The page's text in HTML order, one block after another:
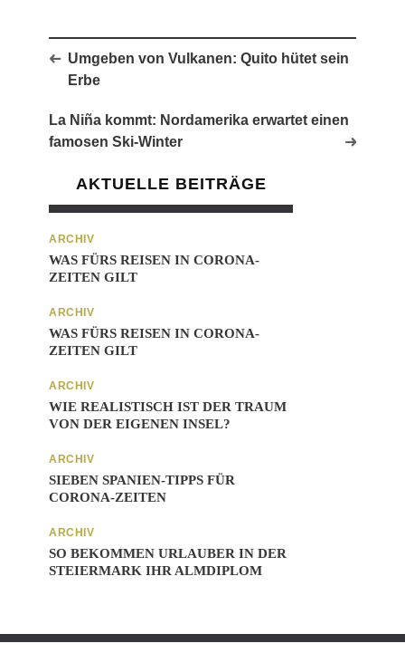
Umgeben von Vulkanen: Quito hütet sein
Erbe
La Niña kommt: Nordamerika erwartet einen
famosen Ski-Winter
AKTUELLE BEITRÄGE
ARCHIV
WAS FÜRS REISEN IN CORONA-
ZEITEN GILT
ARCHIV
WAS FÜRS REISEN IN CORONA-
ZEITEN GILT
ARCHIV
WIE REALISTISCH IST DER TRAUM
VON DER EIGENEN INSEL?
ARCHIV
SIEBEN SPANIEN-TIPPS FÜR
CORONA-ZEITEN
ARCHIV
SO BEKOMMEN URLAUBER IN DER
STEIERMARK IHR ALMDIPLOM